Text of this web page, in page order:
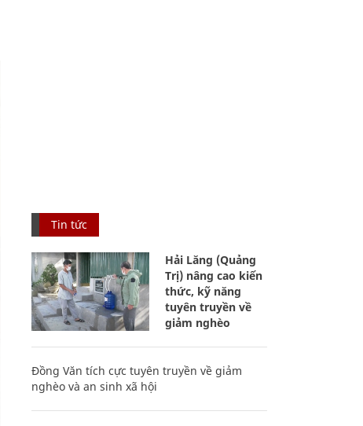
Tin tức
Hải Lăng (Quảng
Trị) nâng cao kiến
thức, kỹ năng
tuyên truyền về
giảm nghèo
Đồng Văn tích cực tuyên truyền về giảm
nghèo và an sinh xã hội